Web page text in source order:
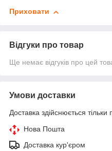
Приховати
Відгуки про товар
Ще немає відгуків про цей
Умови доставки
Доставка здійснюється тільки
Нова Пошта
Доставка кур'єром